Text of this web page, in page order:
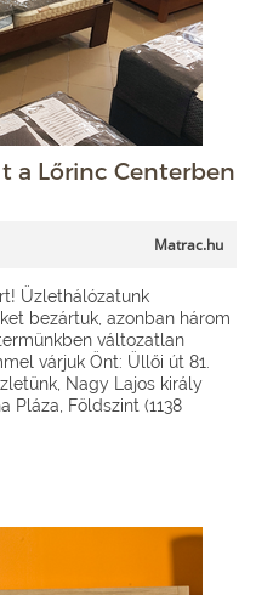
a Lőrinc Centerben
Matrac.hu
Üzlethálózatunk
bezártuk, azonban három
változatlan
várjuk Önt: Üllői út 81.
Nagy Lajos király
Pláza, Földszint (1138